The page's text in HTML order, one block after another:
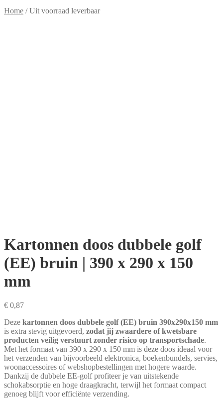
Home /Uit voorraad leverbaar
Kartonnen doos dubbele golf
(EE) bruin | 390 x 290 x 150
mm
€ 0,87
Deze kartonnen doos dubbele golf (EE) bruin 390x290x150 mm
is extra stevig uitgevoerd, zodat jij zwaardere of kwetsbare
producten veilig verstuurt zonder risico op transportschade.
Met het formaat van 390 x 290 x 150 mm is deze doos ideaal voor
het verzenden van bijvoorbeeld elektronica, boekenbundels, servies,
woonaccessoires of webshopbestellingen met hogere waarde.
Dankzij de dubbele EE-golf profiteer je van uitstekende
schokabsorptie en hoge draagkracht, terwijl het formaat compact
genoeg blijft voor efficiënte verzending.